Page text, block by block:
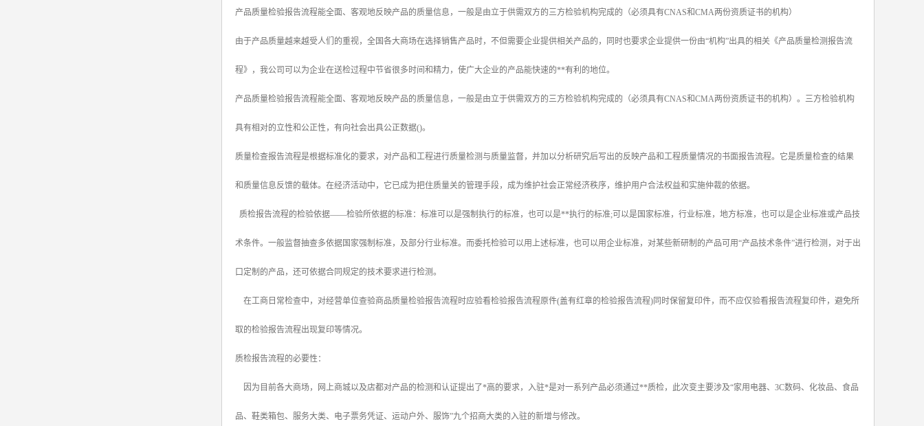
产品质量检验报告流程能全面、客观地反映产品的质量信息，一般是由立于供需双方的三方检验机构完成的（必须具有CNAS和CMA两份资质证书的机构）
由于产品质量越来越受人们的重视，全国各大商场在选择销售产品时，不但需要企业提供相关产品的，同时也要求企业提供一份由“机构”出具的相关《产品质量检测报告流
程》，我公司可以为企业在送检过程中节省很多时间和精力，使广大企业的产品能快速的**有利的地位。
产品质量检验报告流程能全面、客观地反映产品的质量信息，一般是由立于供需双方的三方检验机构完成的（必须具有CNAS和CMA两份资质证书的机构）。三方检验机构
具有相对的立性和公正性，有向社会出具公正数据()。
质量检查报告流程是根据标准化的要求，对产品和工程进行质量检测与质量监督，并加以分析研究后写出的反映产品和工程质量情况的书面报告流程。它是质量检查的结果
和质量信息反馈的载体。在经济活动中，它已成为把住质量关的管理手段，成为维护社会正常经济秩序，维护用户合法权益和实施仲裁的依据。
质检报告流程的检验依据——检验所依据的标准：标准可以是强制执行的标准，也可以是**执行的标准;可以是国家标准，行业标准，地方标准，也可以是企业标准或产品技
术条件。一般监督抽查多依据国家强制标准，及部分行业标准。而委托检验可以用上述标准，也可以用企业标准，对某些新研制的产品可用“产品技术条件”进行检测，对于出
口定制的产品，还可依据合同规定的技术要求进行检测。
在工商日常检查中，对经营单位查验商品质量检验报告流程时应验看检验报告流程原件(盖有红章的检验报告流程)同时保留复印件，而不应仅验看报告流程复印件，避免所
取的检验报告流程出现复印等情况。
质检报告流程的必要性：
因为目前各大商场，网上商城以及店都对产品的检测和认证提出了*高的要求，入驻*是对一系列产品必须通过**质检，此次变主要涉及“家用电器、3C数码、化妆品、食品
品、鞋类箱包、服务大类、电子票务凭证、运动户外、服饰”九个招商大类的入驻的新增与修改。